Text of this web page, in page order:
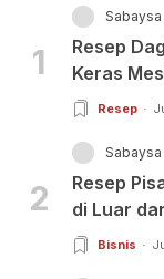
1
Sabaysa
Resep
Keras
Resep
2
Sabaysa
Resep
di Luar
Bisnis